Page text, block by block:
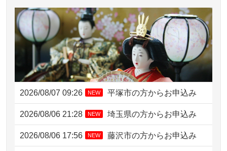
2026/08/07 09:26 NEW 平塚市の方からお申込み
2026/08/06 21:28 NEW 埼玉県の方からお申込み
2026/08/06 17:56 NEW 藤沢市の方からお申込み